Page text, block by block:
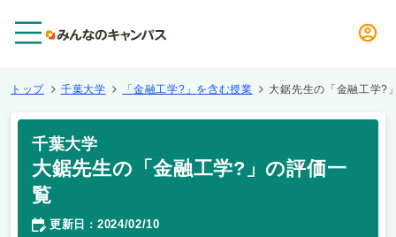
トップ 千葉大学 「金融工学?」を含む授業 大鋸先生の「金融工学?
千葉大学
大鋸先生の「金融工学?」の評価一
覧
更新日 ： 2024/02/10